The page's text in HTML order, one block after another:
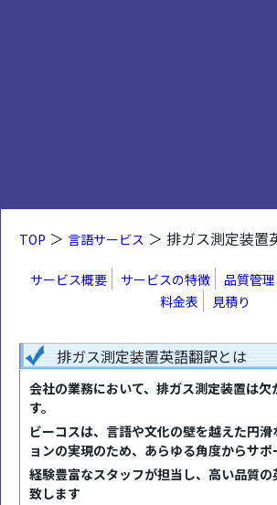
TOP ＞ 言語サービス ＞ 排ガス測定装置
サービス概要 サービスの特徴 品質管理
料金表
見積り
排ガス測定装置英語翻訳とは
会社の業務において、排ガス測定装置は欠
す。
ビーコスは、言語や文化の壁を越えた円
ョンの実現のため、あらゆる角度からサポ
経験豊富なスタッフが担当し、高い品質
致します